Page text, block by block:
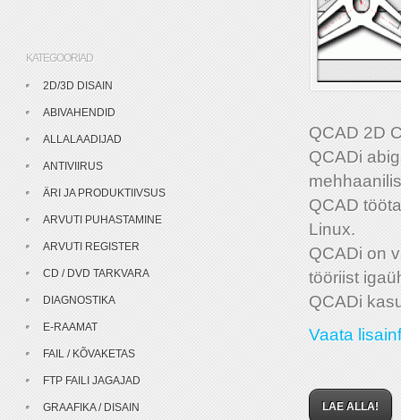
QCAD 2D
QCADi
QCAD
Linux.
QCADi on
tööriist
QCADi
Vaata
LAE ALLA!
KATEGOORIAD
2D/3D DISAIN
ABIVAHENDID
ALLALAADIJAD
ANTIVIIRUS
ÄRI JA PRODUKTIIVSUS
ARVUTI PUHASTAMINE
ARVUTI REGISTER
CD / DVD TARKVARA
DIAGNOSTIKA
E-RAAMAT
FAIL / KÕVAKETAS
FTP FAILI JAGAJAD
GRAAFIKA / DISAIN